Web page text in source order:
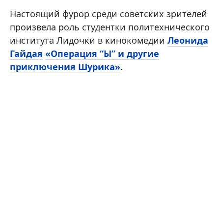
Настоящий фурор среди советских зрителей
произвела роль студентки политехнического
института Лидочки в кинокомедии Леонида
Гайдая «Операция “Ы” и другие
приключения Шурика».